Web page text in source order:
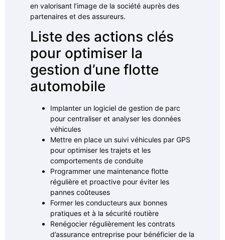
en valorisant l’image de la société auprès des
partenaires et des assureurs.
Liste des actions clés
pour optimiser la
gestion d’une flotte
automobile
Implanter un logiciel de gestion de parc
pour centraliser et analyser les données
véhicules
Mettre en place un suivi véhicules par GPS
pour optimiser les trajets et les
comportements de conduite
Programmer une maintenance flotte
régulière et proactive pour éviter les
pannes coûteuses
Former les conducteurs aux bonnes
pratiques et à la sécurité routière
Renégocier régulièrement les contrats
d’assurance entreprise pour bénéficier de la